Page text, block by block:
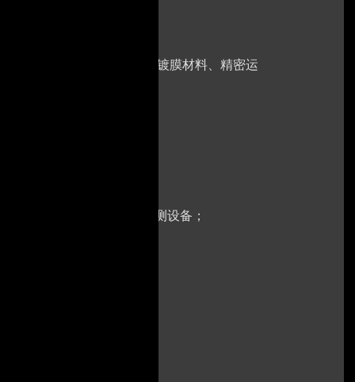
精密轴承、运动控制器、镀膜材料、精密运
试机、分选机、X-ray检测设备；